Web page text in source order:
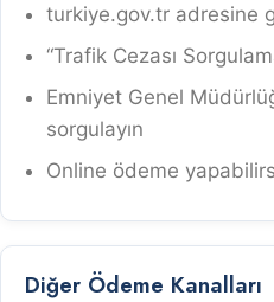
turkiye.gov.tr adresine
“Trafik Cezası
Emniyet Genel
sorgulayın
Online ödeme
Diğer Ödeme Kanalları